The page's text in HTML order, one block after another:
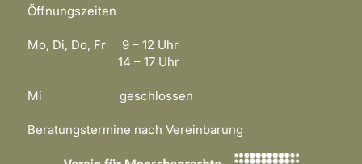
Öffnungszeiten
Mo, Di, Do, Fr 9 – 12 Uhr
14 – 17 Uhr
Mi geschlossen
Beratungstermine nach Vereinbarung